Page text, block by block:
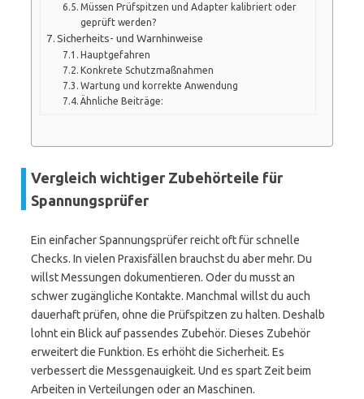
Müssen Prüfspitzen und Adapter kalibriert oder
geprüft werden?
Sicherheits- und Warnhinweise
Hauptgefahren
Konkrete Schutzmaßnahmen
Wartung und korrekte Anwendung
Ähnliche Beiträge:
Vergleich wichtiger Zubehörteile für
Spannungsprüfer
Ein einfacher Spannungsprüfer reicht oft für schnelle
Checks. In vielen Praxisfällen brauchst du aber mehr. Du
willst Messungen dokumentieren. Oder du musst an
schwer zugängliche Kontakte. Manchmal willst du auch
dauerhaft prüfen, ohne die Prüfspitzen zu halten. Deshalb
lohnt ein Blick auf passendes Zubehör. Dieses Zubehör
erweitert die Funktion. Es erhöht die Sicherheit. Es
verbessert die Messgenauigkeit. Und es spart Zeit beim
Arbeiten in Verteilungen oder an Maschinen.